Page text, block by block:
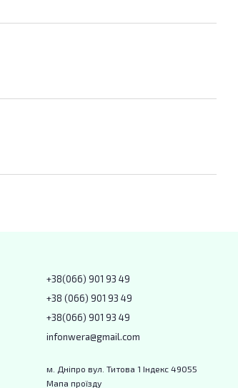
+38(066) 901 93 49
+38 (066) 901 93 49
+38(066) 901 93 49
infonwera@gmail.com
м. Дніпро вул. Титова 1 Індекс 49055
Мапа проїзду